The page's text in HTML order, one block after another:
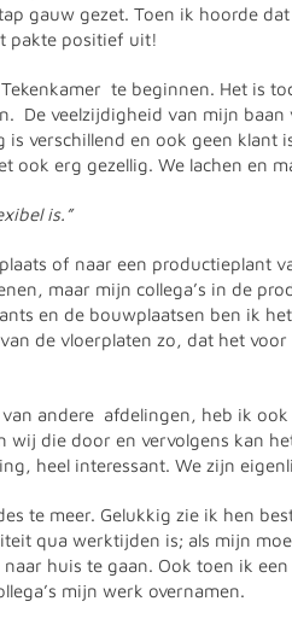
gauw gezet. Toen ik hoorde
pakte positief uit!
te beginnen. Het is
De veelzijdigheid van mijn
verschillend en ook geen
ook erg gezellig. We lachen en
is.”
of naar een productieplant
maar mijn collega’s in de
en de bouwplaatsen ben ik
de vloerplaten zo, dat het voor
van andere afdelingen, heb ik
die door en vervolgens kan
heel interessant. We zijn
te meer. Gelukkig zie ik hen
qua werktijden is; als mijn
huis te gaan. Ook toen ik
mijn werk overnamen.